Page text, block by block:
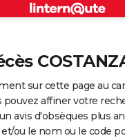
ville
sur cette page au
pouvez affiner votre
avis d'obsèques plus
ou le nom ou le code